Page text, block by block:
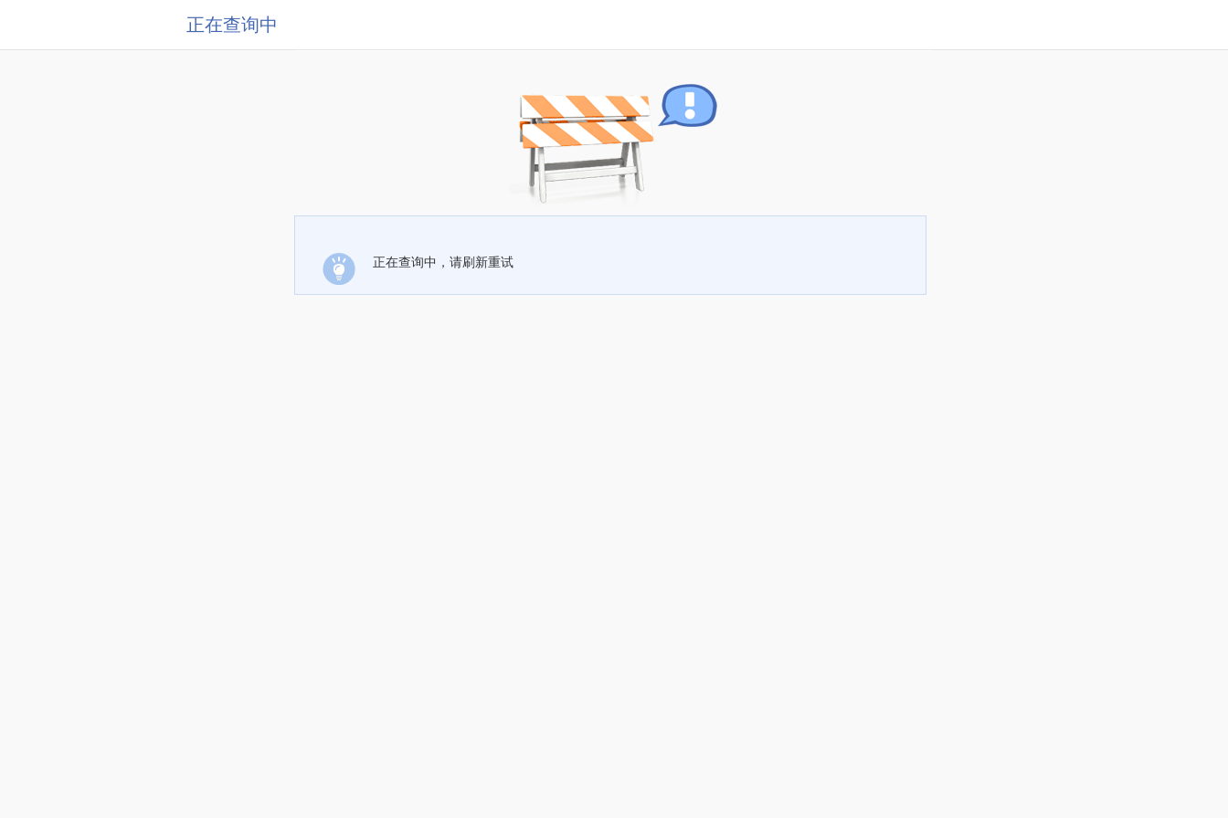
正在查询中
正在查询中，请刷新重试